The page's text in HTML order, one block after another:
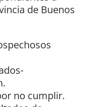
de Buenos
no cumplir.